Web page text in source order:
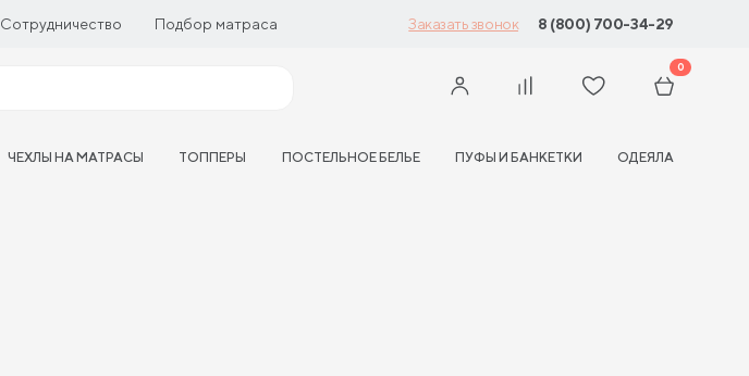
Сотрудничество Подбор матраса Заказать звонок 8 (800) 700-34-29
0
ЧЕХЛЫ НА МАТРАСЫ ТОППЕРЫ ПОСТЕЛЬНОЕ БЕЛЬЕ ПУФЫ И БАНКЕТКИ ОДЕЯЛА